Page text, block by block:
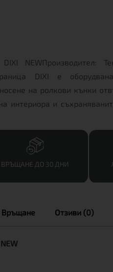
NEWПроизводител:
раница DIXI е
на ролкови кънки
интериора и
ВРЪЩАНЕ ДО 30 ДНИ
Връщане Отзиви (0)